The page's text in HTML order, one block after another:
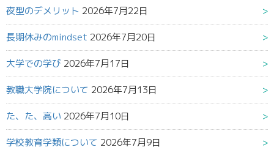
夜型のデメリット 2026年7月22日
長期休みのmindset 2026年7月20日
大学での学び 2026年7月17日
教職大学院について 2026年7月13日
た、た、高い 2026年7月10日
学校教育学類について 2026年7月9日